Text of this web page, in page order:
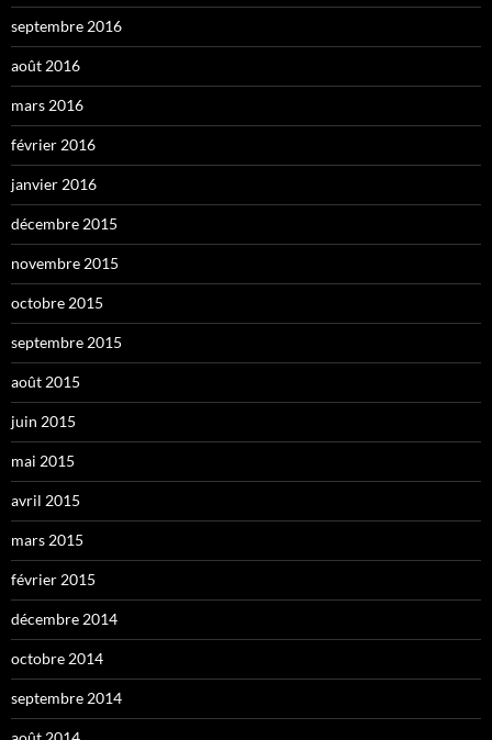
septembre 2016
août 2016
mars 2016
février 2016
janvier 2016
décembre 2015
novembre 2015
octobre 2015
septembre 2015
août 2015
juin 2015
mai 2015
avril 2015
mars 2015
février 2015
décembre 2014
octobre 2014
septembre 2014